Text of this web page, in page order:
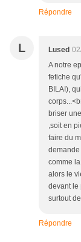
Répondre
L Lused
A notre
fetiche
BILAI),
briser
,soit en
faire du
comme
alors le
devant le
surtout
Répondre